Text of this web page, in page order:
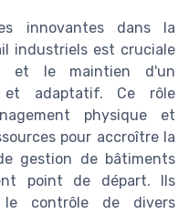
innovantes dans la
industriels est cruciale
et le maintien d'un
et adaptatif. Ce rôle
physique et
pour accroître la
gestion de bâtiments
point de départ. Ils
le contrôle de divers